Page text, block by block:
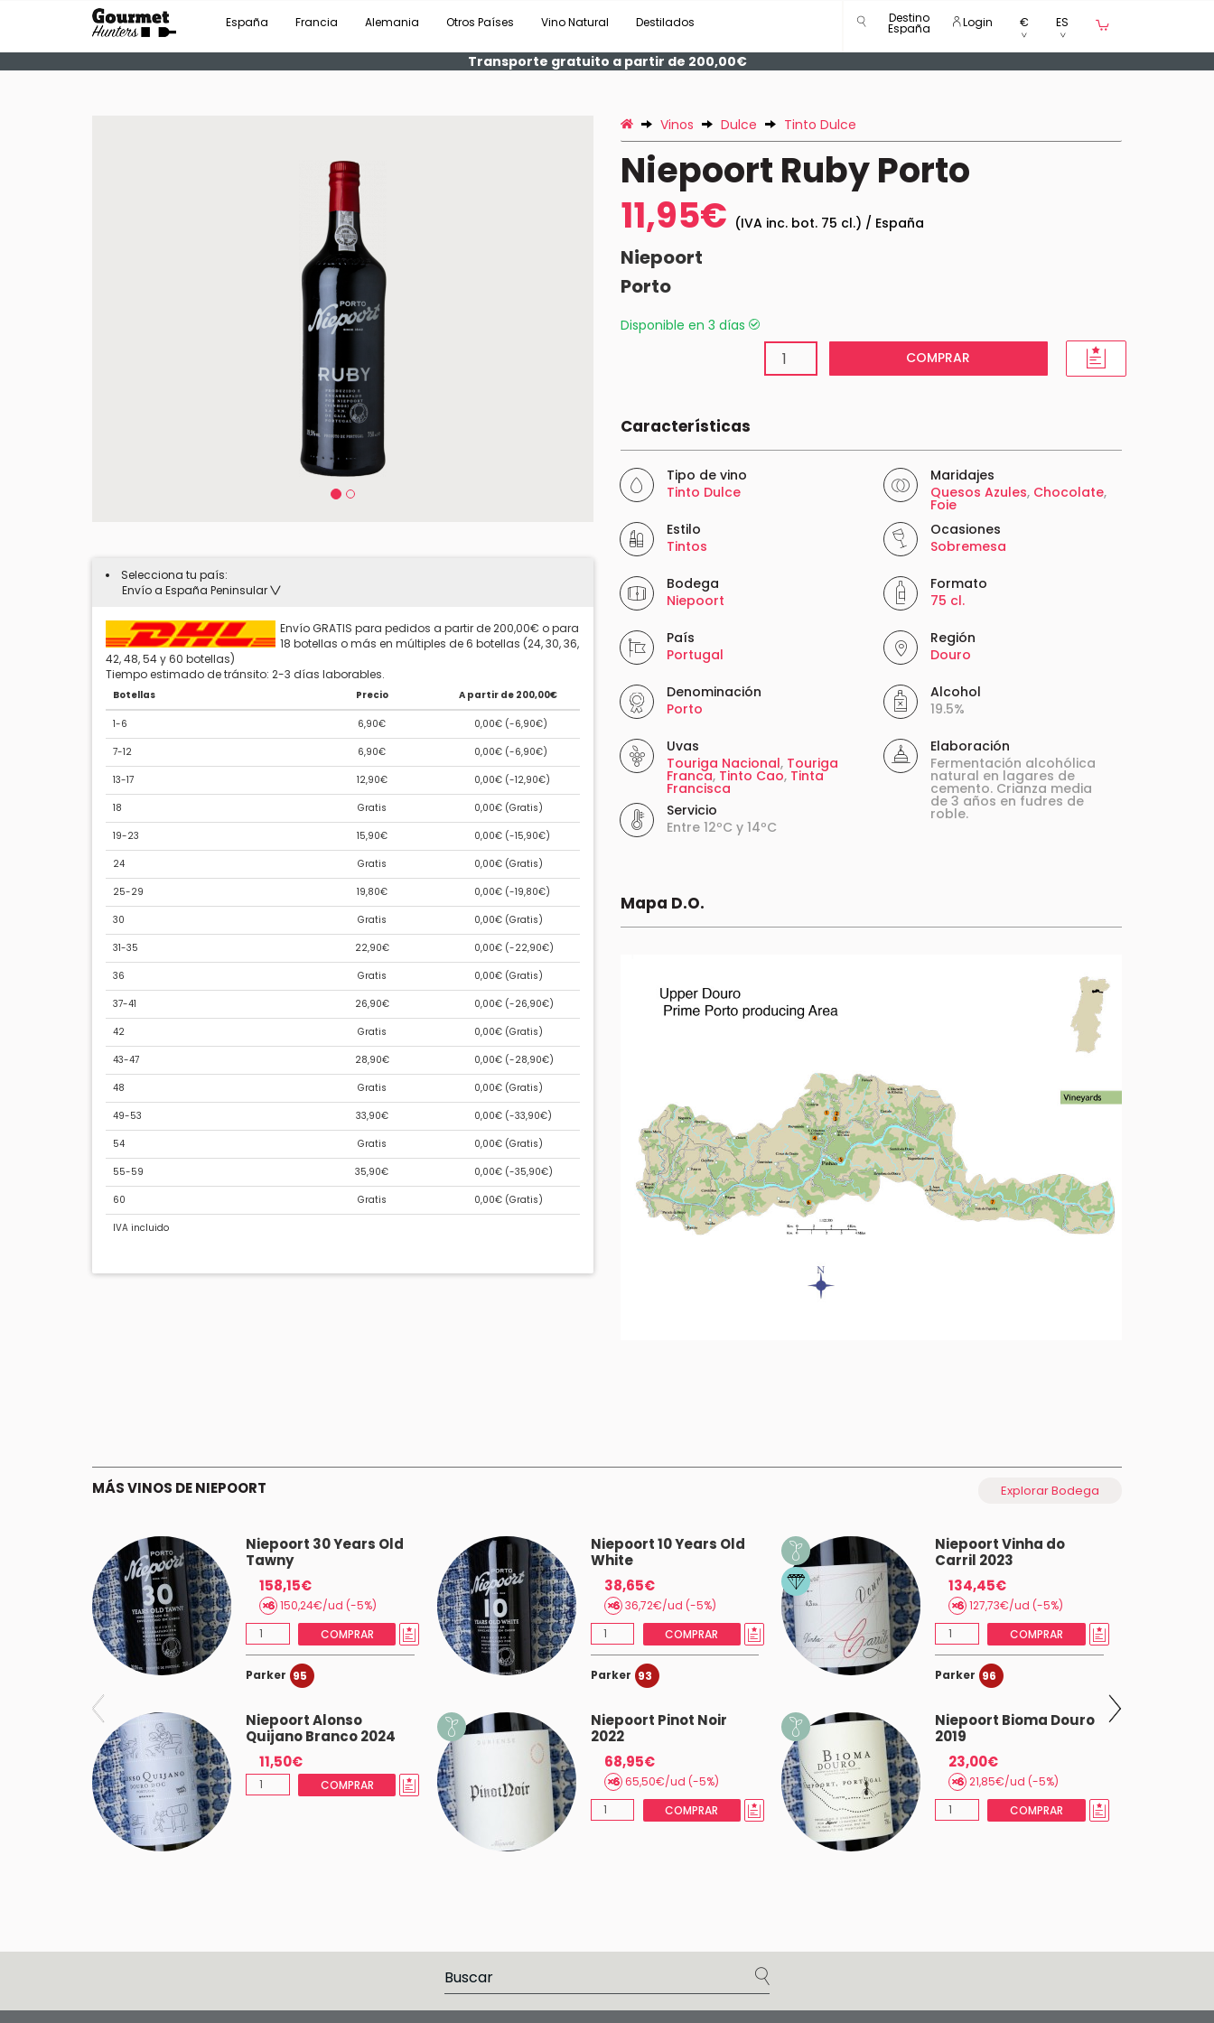
España Francia Alemania Otros Países Vino Natural Destilados Destino
España Login € ES
Transporte gratuito a partir de 200,00€
Selecciona tu país:
Envío a España Peninsular
Envío GRATIS para pedidos a partir de 200,00€ o para
18 botellas o más en múltiples de 6 botellas (24, 30, 36,
42, 48, 54 y 60 botellas)
Tiempo estimado de tránsito: 2-3 días laborables.
Botellas Precio A partir de 200,00€
1-6 6,90€ 0,00€ (-6,90€)
7-12 6,90€ 0,00€ (-6,90€)
13-17 12,90€ 0,00€ (-12,90€)
18 Gratis 0,00€ (Gratis)
19-23 15,90€ 0,00€ (-15,90€)
24 Gratis 0,00€ (Gratis)
25-29 19,80€ 0,00€ (-19,80€)
30 Gratis 0,00€ (Gratis)
31-35 22,90€ 0,00€ (-22,90€)
36 Gratis 0,00€ (Gratis)
37-41 26,90€ 0,00€ (-26,90€)
42 Gratis 0,00€ (Gratis)
43-47 28,90€ 0,00€ (-28,90€)
48 Gratis 0,00€ (Gratis)
49-53 33,90€ 0,00€ (-33,90€)
54 Gratis 0,00€ (Gratis)
55-59 35,90€ 0,00€ (-35,90€)
60 Gratis 0,00€ (Gratis)
IVA incluido
Vinos Dulce Tinto Dulce
Niepoort Ruby Porto
11,95€ (IVA inc. bot. 75 cl.) / España
Niepoort
Porto
Disponible en 3 días
COMPRAR
Características
Tipo de vino
Tinto Dulce
Maridajes
Quesos Azules, Chocolate,
Foie
Estilo
Tintos
Ocasiones
Sobremesa
Bodega
Niepoort
Formato
75 cl.
País
Portugal
Región
Douro
Denominación
Porto
Alcohol
19.5%
Uvas
Touriga Nacional, Touriga
Franca, Tinto Cao, Tinta
Francisca
Servicio
Entre 12ºC y 14ºC
Elaboración
Fermentación alcohólica
natural en lagares de
cemento. Crianza media
de 3 años en fudres de
roble.
Mapa D.O.
MÁS VINOS DE NIEPOORT Explorar Bodega
Niepoort 30 Years Old
Tawny
158,15€
150,24€/ud (-5%)
COMPRAR
Parker 95
Niepoort 10 Years Old
White
38,65€
36,72€/ud (-5%)
COMPRAR
Parker 93
Niepoort Vinha do
Carril 2023
134,45€
127,73€/ud (-5%)
COMPRAR
Parker 96
Niepoort Alonso
Quijano Branco 2024
11,50€
COMPRAR
Niepoort Pinot Noir
2022
68,95€
65,50€/ud (-5%)
COMPRAR
Niepoort Bioma Douro
2019
23,00€
21,85€/ud (-5%)
COMPRAR